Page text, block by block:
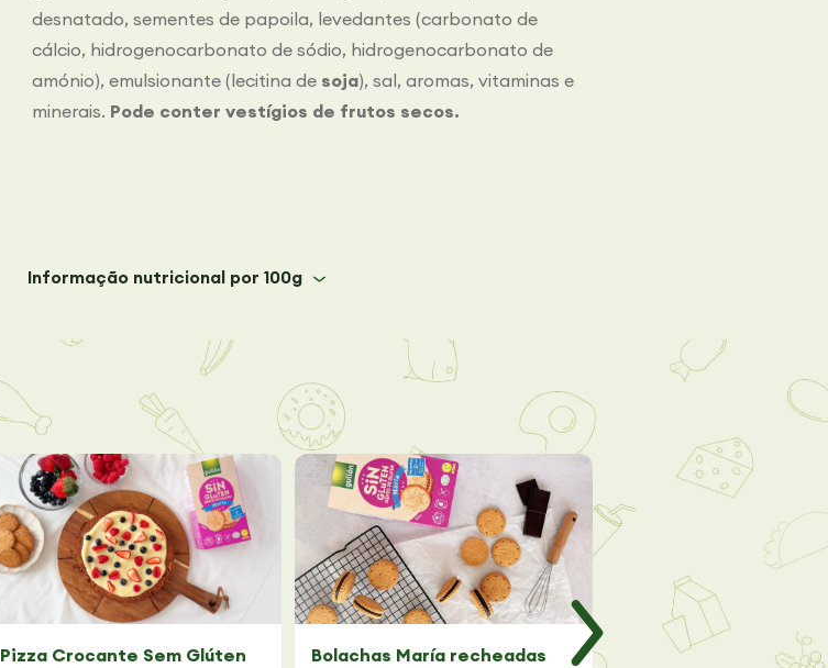
desnatado, sementes de papoila, levedantes (carbonato de
cálcio, hidrogenocarbonato de sódio, hidrogenocarbonato de
amónio), emulsionante (lecitina de soja), sal, aromas, vitaminas e
minerais. Pode conter vestígios de frutos secos.
Informação nutricional por 100g
Pizza Crocante Sem Glúten
Bolachas María recheadas
Trufas de Lima Sem